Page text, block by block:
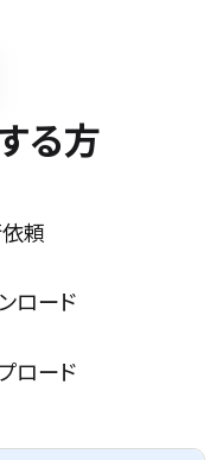
る方
頼
ロード
ロード